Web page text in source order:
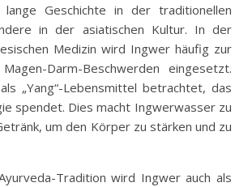
Geschichte in der traditionellen
in der asiatischen Kultur. In der
Medizin wird Ingwer häufig zur
Darm-Beschwerden eingesetzt.
„Yang“-Lebensmittel betrachtet, das
spendet. Dies macht Ingwerwasser zu
um den Körper zu stärken und zu
Tradition wird Ingwer auch als